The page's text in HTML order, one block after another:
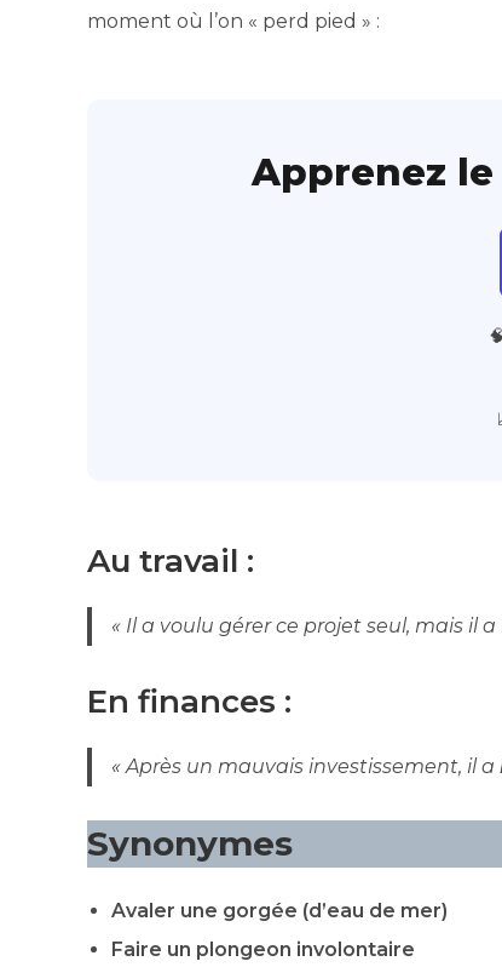
moment où l’on « perd pied » :
Apprenez
Au travail :
« Il a voulu gérer ce projet seul, mais il
En finances :
« Après un mauvais investissement, il a
Synonymes
Avaler une gorgée (d’eau de mer)
Faire un plongeon involontaire